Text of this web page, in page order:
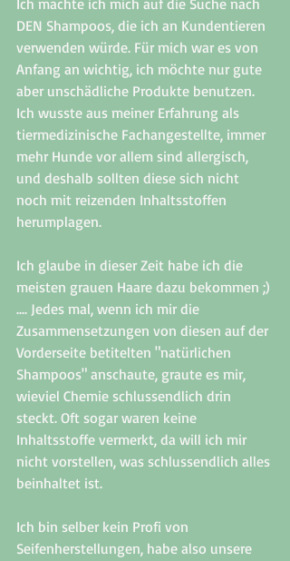
Ich machte ich mich auf die Suche nach
DEN Shampoos, die ich an Kundentieren
verwenden würde. Für mich war es von
Anfang an wichtig, ich möchte nur gute
aber unschädliche Produkte benutzen.
Ich wusste aus meiner Erfahrung als
tiermedizinische Fachangestellte, immer
mehr Hunde vor allem sind allergisch,
und deshalb sollten diese sich nicht
noch mit reizenden Inhaltsstoffen
herumplagen.
Ich glaube in dieser Zeit habe ich die
meisten grauen Haare dazu bekommen ;)
.... Jedes mal, wenn ich mir die
Zusammensetzungen von diesen auf der
Vorderseite betitelten "natürlichen
Shampoos" anschaute, graute es mir,
wieviel Chemie schlussendlich drin
steckt. Oft sogar waren keine
Inhaltsstoffe vermerkt, da will ich mir
nicht vorstellen, was schlussendlich alles
beinhaltet ist.
Ich bin selber kein Profi von
Seifenherstellungen, habe also unsere